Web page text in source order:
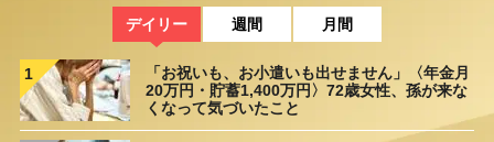
デイリー 週間 月間
1
「お祝いも、お小遣いも出せません」〈年金月
20万円・貯蓄1,400万円〉72歳女性、孫が来な
くなって気づいたこと